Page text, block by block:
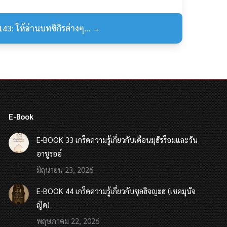
ให้อ่านบทซิกิรต่างๆ... →
E-Book
E-BOOK 33 เกร็ดความรู้เกี่ยวกับเดือนมุฮัรร็อมและวัน
อาชูรออ์
มิถุนายน 23, 2026
E-BOOK 44 เกร็ดความรู้เกี่ยวกับซุลฮิจญะฮฺ (เชคมุนัจ
ญิด)
พฤษภาคม 22, 2026